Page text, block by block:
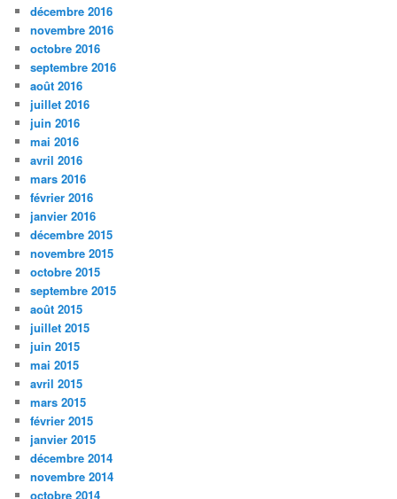
décembre 2016
novembre 2016
octobre 2016
septembre 2016
août 2016
juillet 2016
juin 2016
mai 2016
avril 2016
mars 2016
février 2016
janvier 2016
décembre 2015
novembre 2015
octobre 2015
septembre 2015
août 2015
juillet 2015
juin 2015
mai 2015
avril 2015
mars 2015
février 2015
janvier 2015
décembre 2014
novembre 2014
octobre 2014